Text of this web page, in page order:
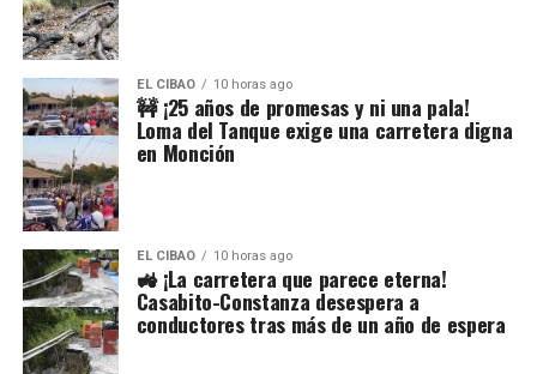
EL CIBAO 10 horas ago
🚧 ¡25 años de promesas y ni una pala!
Loma del Tanque exige una carretera digna
en Monción
EL CIBAO 10 horas ago
🚜 ¡La carretera que parece eterna!
Casabito-Constanza desespera a
conductores tras más de un año de espera